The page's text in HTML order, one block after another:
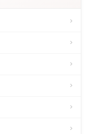
›
›
›
›
›
›